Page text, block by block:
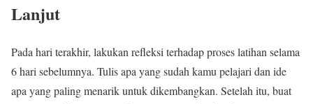
Lanjut
Pada hari terakhir, lakukan refleksi terhadap proses latihan selama
6 hari sebelumnya. Tulis apa yang sudah kamu pelajari dan ide
apa yang paling menarik untuk dikembangkan. Setelah itu, buat